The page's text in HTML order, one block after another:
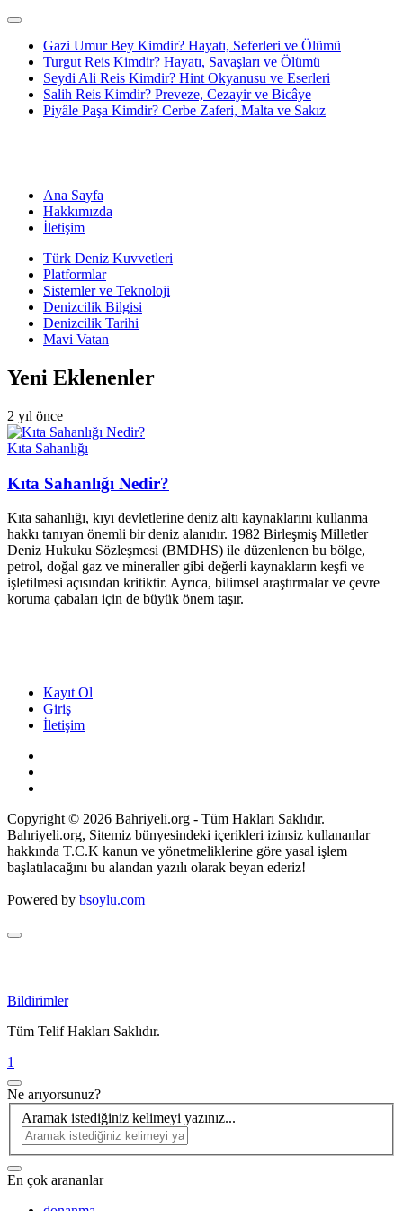
Gazi Umur Bey Kimdir? Hayatı, Seferleri ve Ölümü
Turgut Reis Kimdir? Hayatı, Savaşları ve Ölümü
Seydi Ali Reis Kimdir? Hint Okyanusu ve Eserleri
Salih Reis Kimdir? Preveze, Cezayir ve Bicâye
Piyâle Paşa Kimdir? Cerbe Zaferi, Malta ve Sakız
Ana Sayfa
Hakkımızda
İletişim
Türk Deniz Kuvvetleri
Platformlar
Sistemler ve Teknoloji
Denizcilik Bilgisi
Denizcilik Tarihi
Mavi Vatan
Yeni Eklenenler
2 yıl önce
Kıta Sahanlığı
Kıta Sahanlığı Nedir?
Kıta sahanlığı, kıyı devletlerine deniz altı kaynaklarını kullanma
hakkı tanıyan önemli bir deniz alanıdır. 1982 Birleşmiş Milletler
Deniz Hukuku Sözleşmesi (BMDHS) ile düzenlenen bu bölge,
petrol, doğal gaz ve mineraller gibi değerli kaynakların keşfi ve
işletilmesi açısından kritiktir. Ayrıca, bilimsel araştırmalar ve çevre
koruma çabaları için de büyük önem taşır.
Kayıt Ol
Giriş
İletişim
Copyright © 2026 Bahriyeli.org - Tüm Hakları Saklıdır.
Bahriyeli.org, Sitemiz bünyesindeki içerikleri izinsiz kullananlar
hakkında T.C.K kanun ve yönetmeliklerine göre yasal işlem
başlatılacağını bu alandan yazılı olarak beyan ederiz!
Powered by bsoylu.com
Bildirimler
Tüm Telif Hakları Saklıdır.
1
Ne arıyorsunuz?
Aramak istediğiniz kelimeyi yazınız...
En çok arananlar